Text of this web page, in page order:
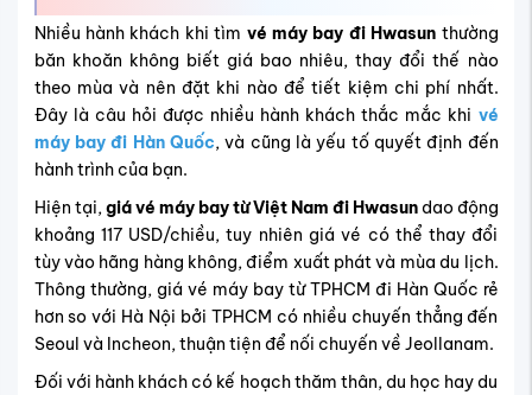
Nhiều hành khách khi tìm vé máy bay đi Hwasun thường
băn khoăn không biết giá bao nhiêu, thay đổi thế nào
theo mùa và nên đặt khi nào để tiết kiệm chi phí nhất.
Đây là câu hỏi được nhiều hành khách thắc mắc khi vé
máy bay đi Hàn Quốc, và cũng là yếu tố quyết định đến
hành trình của bạn.
Hiện tại,giá vé máy bay từ Việt Nam đi Hwasundao động
khoảng 117 USD/chiều, tuy nhiên giá vé có thể thay đổi
tùy vào hãng hàng không, điểm xuất phát và mùa du lịch.
Thông thường, giá vé máy bay từ TPHCM đi Hàn Quốc rẻ
hơn so với Hà Nội bởi TPHCM có nhiều chuyến thẳng đến
Seoul và Incheon, thuận tiện để nối chuyến về Jeollanam.
Đối với hành khách có kế hoạch thăm thân, du học hay du